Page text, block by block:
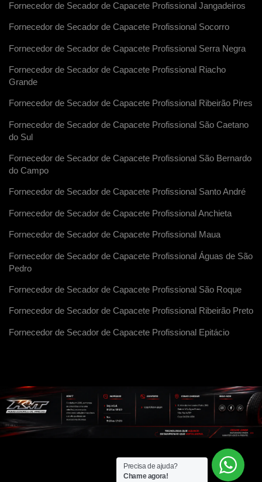
Fornecedor de Secador de Capacete Profissional Jangadeiros
Fornecedor de Secador de Capacete Profissional Socorro
Fornecedor de Secador de Capacete Profissional Serra Negra
Fornecedor de Secador de Capacete Profissional Riacho
Grande
Fornecedor de Secador de Capacete Profissional Ribeirão Pires
Fornecedor de Secador de Capacete Profissional São Caetano
do Sul
Fornecedor de Secador de Capacete Profissional São Bernardo
do Campo
Fornecedor de Secador de Capacete Profissional Santo André
Fornecedor de Secador de Capacete Profissional Anchieta
Fornecedor de Secador de Capacete Profissional Maua
Fornecedor de Secador de Capacete Profissional Águas de São
Pedro
Fornecedor de Secador de Capacete Profissional São Roque
Fornecedor de Secador de Capacete Profissional Ribeirão Preto
Fornecedor de Secador de Capacete Profissional Epitácio
Precisa de ajuda?
Chame agora!